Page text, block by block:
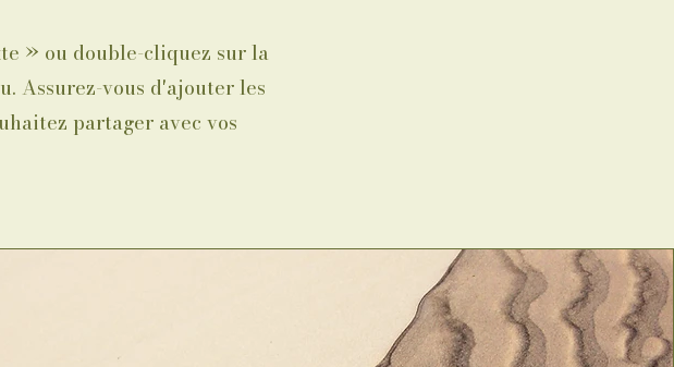
» ou double-cliquez sur la
Assurez-vous d'ajouter les
partager avec vos